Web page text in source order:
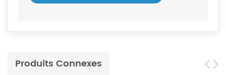
Produits Connexes